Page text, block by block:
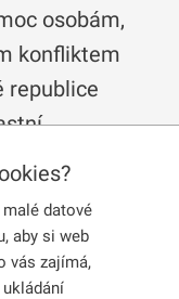
datové
aby si web
vás zajímá,
osobám,
konfliktem
republice